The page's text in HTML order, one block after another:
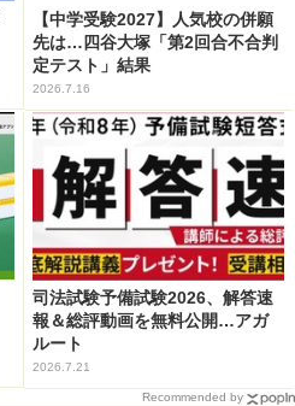
【中学受験2027】人気校の併願
先は…四谷大塚「第2回合不合判
定テスト」結果
2026.7.16
司法試験予備試験2026、解答速
報＆総評動画を無料公開…アガ
ルート
2026.7.21
Recommended by